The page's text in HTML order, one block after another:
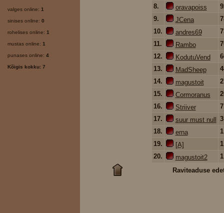
valges online: 1
sinises online: 0
rohelises online: 1
mustas online: 1
punases online: 4
Kõigis kokku: 7
8. oravapoiss
9.
JCena
10.
andres69
11.
Rambo
12.
KodutuVend
13.
MadSheep
14.
magustoit
15.
Cormoranus
16.
Striiver
17.
suur must null
18.
erna
19.
[A]
20.
magustoit2
Raviteaduse